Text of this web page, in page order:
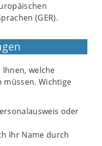
(GER).
welche
müssen. Wichtige
oder
Ihr Name durch